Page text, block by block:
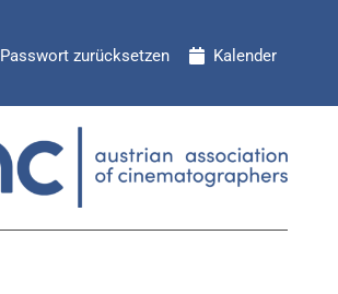
Passwort zurücksetzen Kalender